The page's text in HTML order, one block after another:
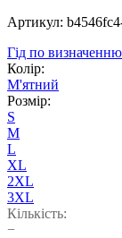
Артикул:
Гід по
Колір:
М'ятний
Розмір:
S
M
L
XL
2XL
3XL
Кількість:
−